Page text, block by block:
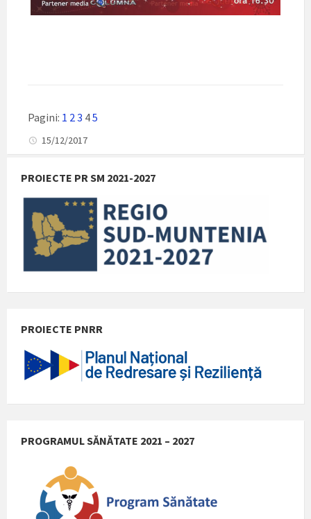
Pagini: 1 23 45
15/12/2017
PROIECTE PR SM 2021-2027
PROIECTE PNRR
PROGRAMUL SĂNĂTATE 2021 – 2027